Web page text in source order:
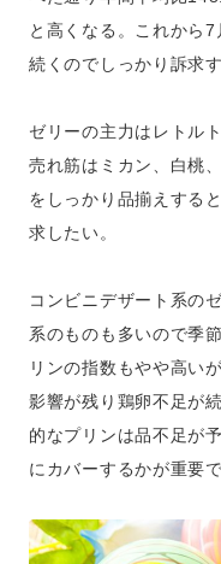
と高くなる。これから
続くのでしっかり訴求
ゼリーの主力はレトル
売れ筋はミカン、白桃
をしっかり品揃えする
求したい。
コンビニデザート系の
系のものも多いので季
リンの指数もやや高い
影響が残り鶏卵不足が
的なプリンは品不足が
にカバーするかが重要で